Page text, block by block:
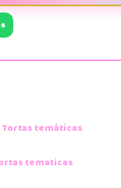
Tortas temáticas
tematicas